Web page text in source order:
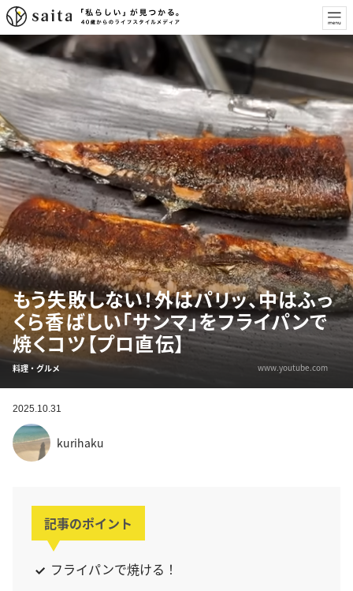
もう失敗しない！外はパリッ、中はふっ
くら香ばしい「サンマ」をフライパンで
焼くコツ【プロ直伝】
料理・グルメ www.youtube.com
2025.10.31
kurihaku
記事のポイント
フライパンで焼ける！